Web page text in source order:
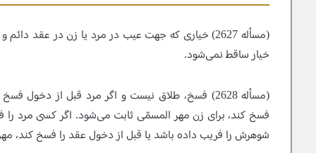
(مسأله 2627)
خيارى كه جهت عيب در مرد يا زن در عقد دائم
خيار ساقط‍‌ نمى‌شود.
(مسأله 2628)
فسخ، طلاق نيست و اگر مرد قبل از دخول فسخ
فسخ كند، براى زن مهر المسمّى ثابت مى‌شود. اگر كسى مرد را
شوهرش را فريب داده باشد يا قبل از دخول عقد را فسخ كند،